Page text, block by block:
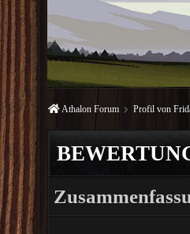
Athalon Forum Profil von